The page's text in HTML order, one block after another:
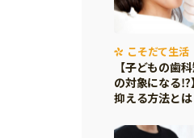
こそだて生活
【子どもの歯
の対象になる⁉
抑える方法とは